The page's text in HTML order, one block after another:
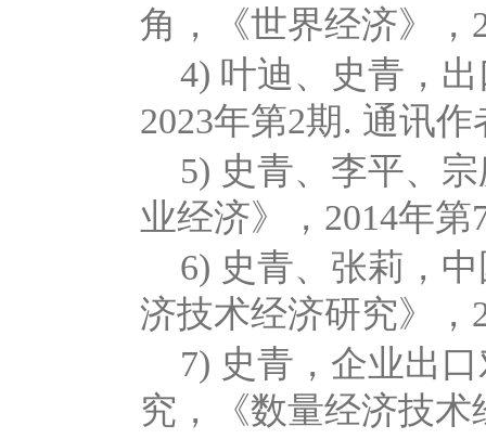
角，《世界经济》，
4) 叶迪、史青，
2023年第2期. 通讯
5) 史青、李平、
业经济》，2014年
6) 史青、张莉，
济技术经济研究》，
7) 史青，企业出
究，《数量经济技术